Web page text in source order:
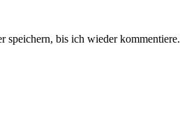
speichern, bis ich wieder kommentiere.